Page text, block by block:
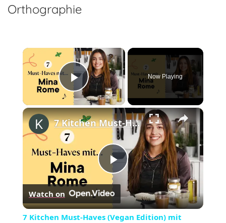
Orthographie
×
Play Video
Now Playing
×
Play
Video
7 Kitchen Must-Haves (Vegan Edition) mit @Mina_Rome
Watch on
7 Kitchen Must-Haves (Vegan Edition) mit